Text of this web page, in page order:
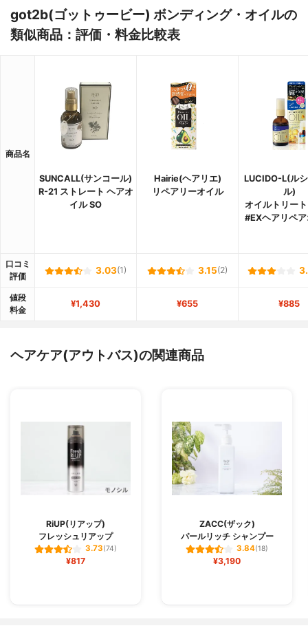
got2b(ゴットゥービー) ボンディング・オイルの
類似商品：評価・料金比較表
商品名
SUNCALL(サンコール)
R-21 ストレート ヘアオ
イル SO
Hairie(ヘアリエ)
リペアリーオイル
LUCIDO-L(ル
ル)
オイルトリー
#EXヘアリペ
口コミ
評価
3.03(1) 3.15(2)
値段
料金
¥1,430 ¥655 ¥885
ヘアケア(アウトバス)の関連商品
RiUP(リアップ)
フレッシュリアップ
3.73(74)
¥817
ZACC(ザック)
パールリッチ シャンプー
3.84(18)
¥3,190